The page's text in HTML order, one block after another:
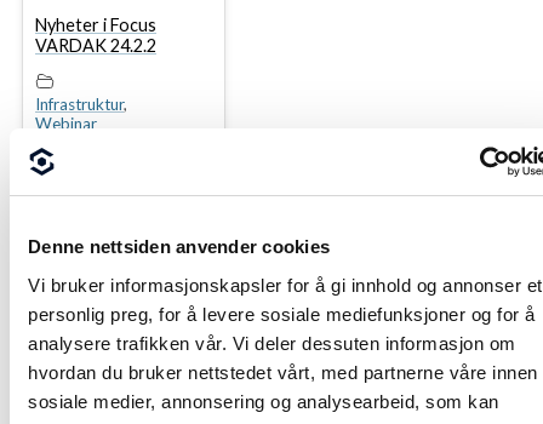
Denne nettsiden anvender cookies
Vi bruker informasjonskapsler for å gi innhold og annonser et
personlig preg, for å levere sosiale mediefunksjoner og for å
analysere trafikken vår. Vi deler dessuten informasjon om
hvordan du bruker nettstedet vårt, med partnerne våre innen
sosiale medier, annonsering og analysearbeid, som kan
Nyheter i Focus
VARDAK 24.2.2
Infrastruktur,
Webinar